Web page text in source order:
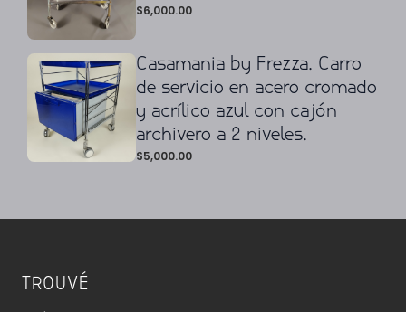
$6,000.00
Casamania by Frezza. Carro
de servicio en acero cromado
y acrílico azul con cajón
archivero a 2 niveles.
$5,000.00
TROUVÉ